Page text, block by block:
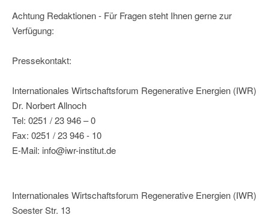
Achtung Redaktionen - Für Fragen steht Ihnen gerne zur
Verfügung:
Pressekontakt:
Internationales Wirtschaftsforum Regenerative Energien (IWR)
Dr. Norbert Allnoch
Tel: 0251 / 23 946 – 0
Fax: 0251 / 23 946 - 10
E-Mail: info@iwr-institut.de
Internationales Wirtschaftsforum Regenerative Energien (IWR)
Soester Str. 13